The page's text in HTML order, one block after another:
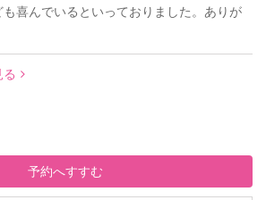
喜んでいるといっておりました。ありが
予約へすすむ